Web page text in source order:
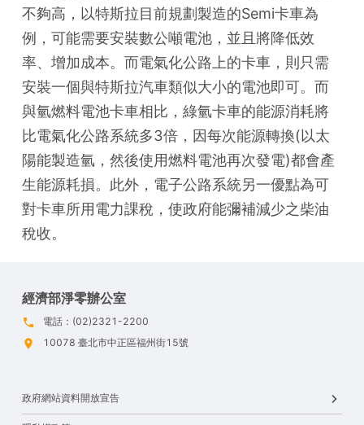
不夠高，以特斯拉目前規劃製造的Semi卡車為
例，可能需要安裝數公噸電池，並且將降低效
率、增加成本。而電氣化公路上的卡車，則只需
安裝一個與特斯拉汽車類似大小的電池即可。而
與氫燃料電池卡車相比，綠氫卡車的能源消耗將
比電氣化公路系統多3倍，因每次能源轉換(以太
陽能製造氫，然後使用燃料電池再次發電)都會產
生能源耗損。此外，電子公路系統另一優點為可
對卡車所用電力課稅，使政府能彌補減少之柴油
稅收。
經濟部淨零辦公室
電話：(02)2321-2200
10078 臺北市中正區福州街15號
政府網站資料開放宣告